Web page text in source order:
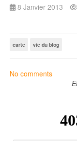
8 Janvier 2013
carte vie du blog
No comments